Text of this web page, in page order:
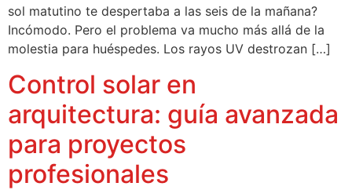
sol matutino te despertaba a las seis de la mañana?
Incómodo. Pero el problema va mucho más allá de la
molestia para huéspedes. Los rayos UV destrozan […]
Control solar en
arquitectura: guía avanzada
para proyectos
profesionales